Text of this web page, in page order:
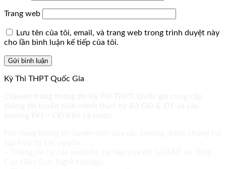
Trang web
Lưu tên của tôi, email, và trang web trong trình duyệt này
cho lần bình luận kế tiếp của tôi.
Kỳ Thi THPT Quốc Gia